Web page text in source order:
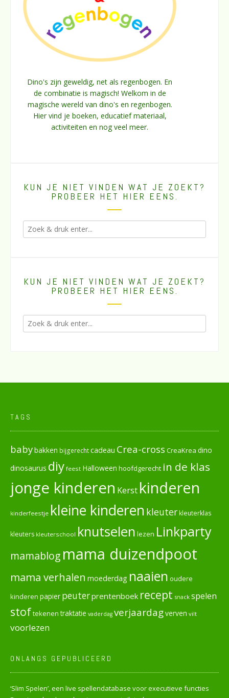
Dino's zijn geweldig, net als regenbogen. En
de combinatie is magisch! Welkom in de
magische wereld van dino's en regenbogen.
Hier vind je boeken, educatief materiaal,
activiteiten en nog veel meer.
KUN JE NIET VINDEN WAT JE ZOEKT?
PROBEER HET HIER EENS.
KUN JE NIET VINDEN WAT JE ZOEKT?
PROBEER HET HIER EENS.
TAGS
babybakken bijgerechtcadeau Crea-cross CreaKrea dino
dinosaurus diy feest Halloween hoofdgerecht in de klas
jonge kinderen Kerst kinderen
kinderfeestje kleine kinderen kleuterkleuterklas
kleuters kleuterschool knutselen lezen Linkparty
mamablog mama duizendpoot
mama verhalen moederdag naaien oudere
kinderen papier peuterprentenboek recept snack spelen
stoftekenen traktatie vaderdag verjaardagverven vilt
voorlezen
ONLANGS GEPUBLICEERD
‘Slim Spelen’, een live spellendatabase voor executieve functies